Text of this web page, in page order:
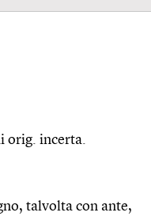
orig. incerta.
talvolta con ante,